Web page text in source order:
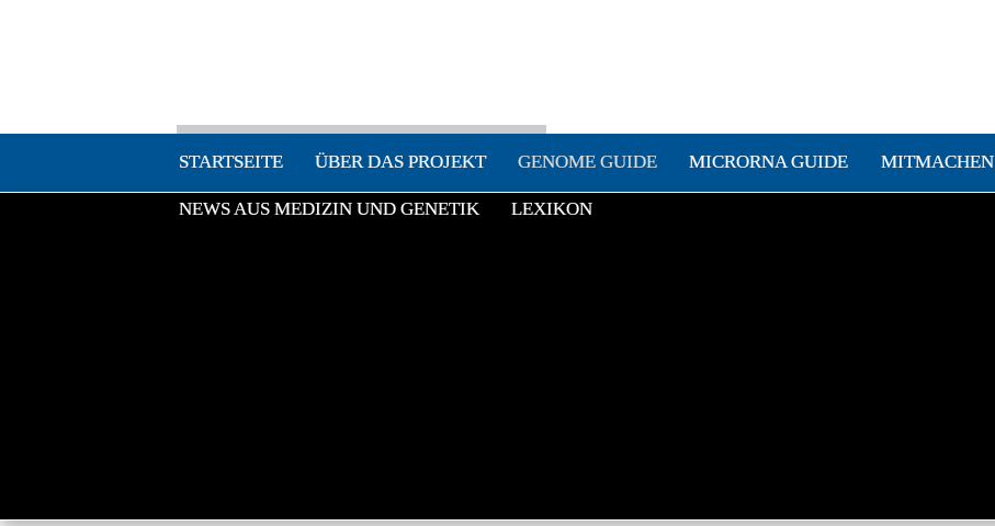
STARTSEITE ÜBER DAS PROJEKT GENOME GUIDE MICRORNA GUIDE MITMACHEN
NEWS AUS MEDIZIN UND GENETIK LEXIKON